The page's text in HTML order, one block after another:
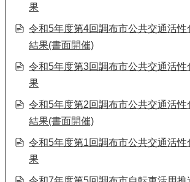
果
令和5年度第4回調布市公共交通活性
結果(書面開催)
令和5年度第3回調布市公共交通活
果
令和5年度第2回調布市公共交通活性
結果(書面開催)
令和5年度第1回調布市公共交通活
果